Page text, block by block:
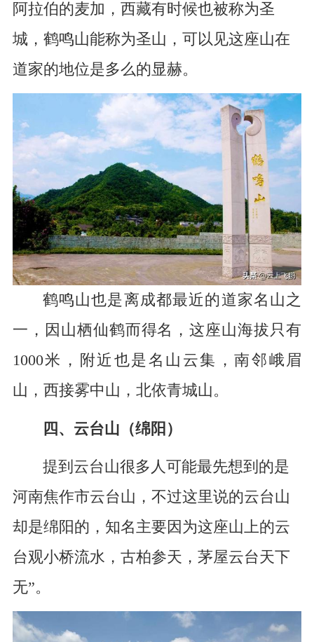
阿拉伯的麦加，西藏有时候也被称为圣
城，鹤鸣山能称为圣山，可以见这座山在
道家的地位是多么的显赫。
鹤鸣山也是离成都最近的道家名山之
一，因山栖仙鹤而得名，这座山海拔只有
1000米，附近也是名山云集，南邻峨眉
山，西接雾中山，北依青城山。
四、云台山（绵阳）
提到云台山很多人可能最先想到的是
河南焦作市云台山，不过这里说的云台山
却是绵阳的，知名主要因为这座山上的云
台观小桥流水，古柏参天，茅屋云台天下
无”。